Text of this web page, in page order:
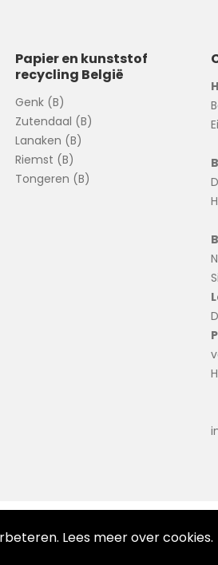
Papier en kunststof
recycling België
Genk (B)
Zutendaal (B)
Lanaken (B)
Riemst (B)
Tongeren (B)
© 2026
Lees meer overcookies.